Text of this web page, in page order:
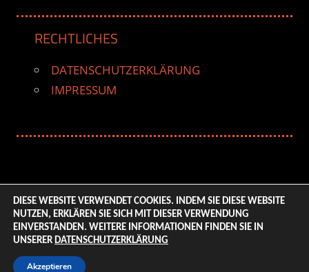
RECHTLICHES
DATENSCHUTZERKLÄRUNG
IMPRESSUM
© 2026 ENTERTAINMENT BASE – Life & Style Magazine.
All Rights Reserved. | Based on
DIESE WEBSITE VERWENDET COOKIES. INDEM SIE DIESE WEBSITE
NUTZEN, ERKLÄREN SIE SICH MIT DIESER VERWENDUNG
EINVERSTANDEN. WEITERE INFORMATIONEN FINDEN SIE IN
UNSERER DATENSCHUTZERKLÄRUNG
Akzeptieren